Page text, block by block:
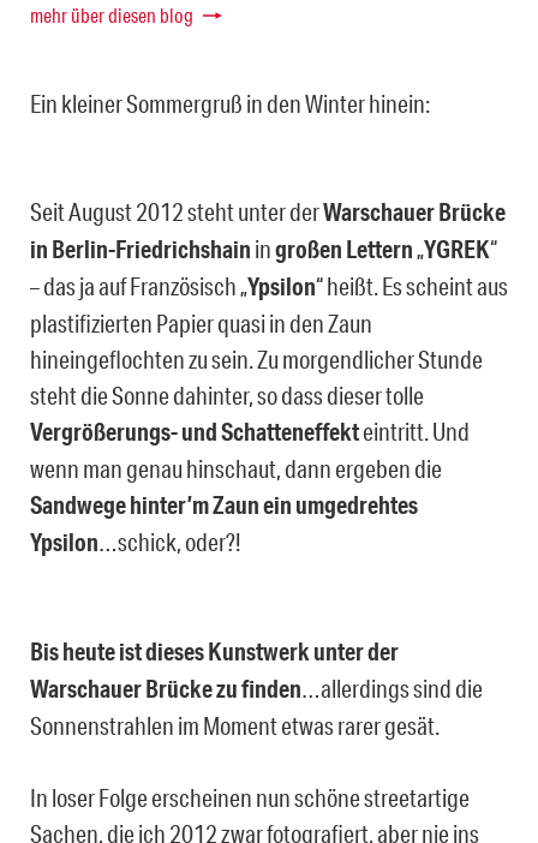
mehr über diesen blog
Ein kleiner Sommergruß in den Winter hinein:
Seit August 2012 steht unter derWarschauer Brücke
in Berlin-Friedrichshain ingroßen Lettern„YGREK“
– das ja auf Französisch „Ypsilon“ heißt. Es scheint aus
plastifizierten Papier quasi in den Zaun
hineingeflochten zu sein. Zu morgendlicher Stunde
steht die Sonne dahinter, so dass dieser tolle
Vergrößerungs- und Schatteneffekteintritt. Und
wenn man genau hinschaut, dann ergeben die
Sandwege hinter’m Zaun ein umgedrehtes
Ypsilon…schick, oder?!
Bis heute ist dieses Kunstwerk unter der
Warschauer Brücke zu finden…allerdings sind die
Sonnenstrahlen im Moment etwas rarer gesät.
In loser Folge erscheinen nun schöne streetartige
Sachen, die ich 2012 zwar fotografiert, aber nie ins